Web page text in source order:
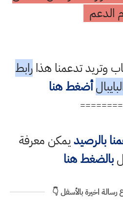
الدعم
وتريد تدعمنا هذارابط
أضغط هنا
بالرصيديمكن معرفة
بالضغط هنا
رسالة اخيرة بالأسفل 👇